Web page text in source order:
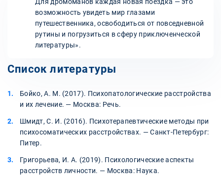
возможность увидеть мир глазами
путешественника, освободиться от повседневной
рутины и погрузиться в сферу приключенческой
литературы».
Список литературы
Бойко, А. М. (2017). Психопатологические расстройства
и их лечение. — Москва: Речь.
Шмидт, С. И. (2016). Психотерапевтические методы при
психосоматических расстройствах. — Санкт-Петербург:
Питер.
Григорьева, И. А. (2019). Психологические аспекты
расстройств личности. — Москва: Наука.